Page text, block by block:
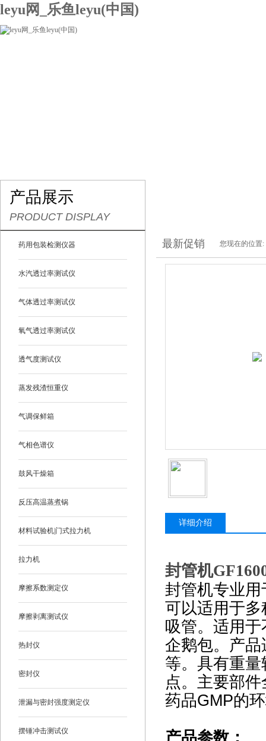
leyu网_乐鱼leyu(中国)
产品展示
PRODUCT DISPLAY
药用包装检测仪器
水汽透过率测试仪
气体透过率测试仪
氧气透过率测试仪
透气度测试仪
蒸发残渣恒重仪
气调保鲜箱
气相色谱仪
鼓风干燥箱
反压高温蒸煮锅
材料试验机|门式拉力机
拉力机
摩擦系数测定仪
摩擦剥离测试仪
热封仪
密封仪
泄漏与密封强度测定仪
摆锤冲击测试仪
最新促销 您现在的位置:
详细介绍
封管机
封管机专业
可以适用于
吸管。适用
企鹅包。产
等。具有重
点。主要部
药品GMP的
产品参数：